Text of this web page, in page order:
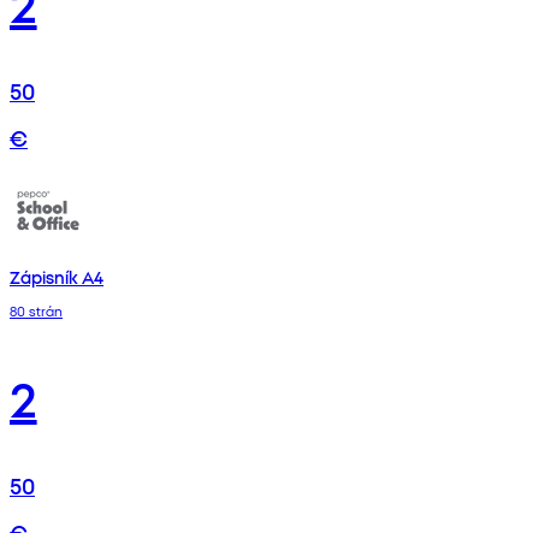
50
€
Zápisník A4
80 strán
2
50